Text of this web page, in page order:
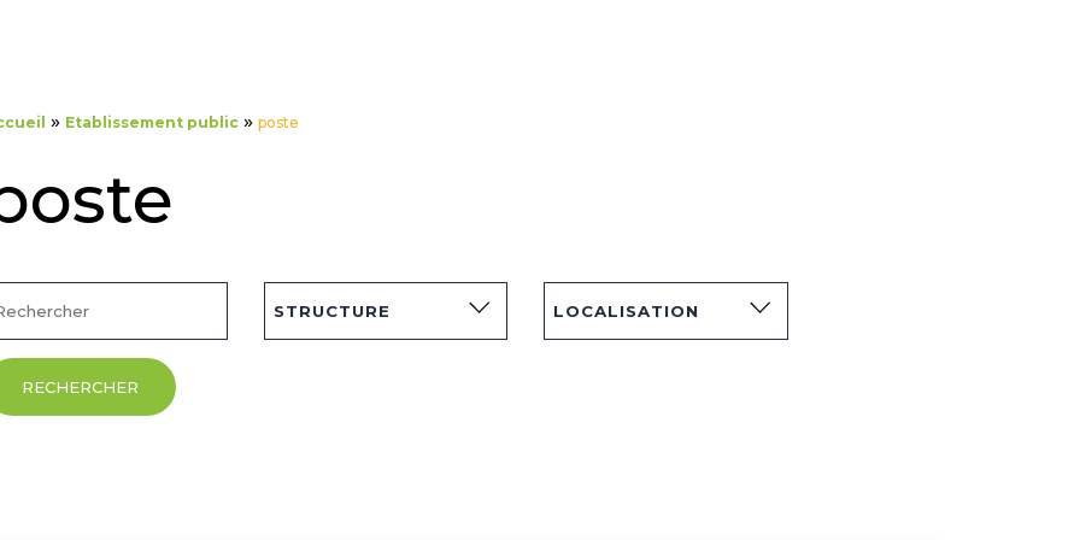
» Etablissement public » poste
STRUCTURE LOCALISATION
RECHERCHER